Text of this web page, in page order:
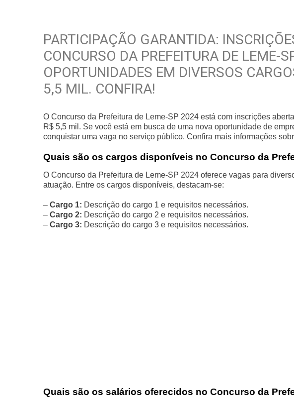
PARTICIPAÇÃO GARANTIDA:
CONCURSO DA PREFEITURA DE LEME-
OPORTUNIDADES EM DIVERSOS
5,5 MIL. CONFIRA!
O Concurso da Prefeitura de Leme-SP 2024 está com inscrições
R$ 5,5 mil. Se você está em busca de uma nova oportunidade de
conquistar uma vaga no serviço público. Confira mais informações
Quais são os cargos disponíveis no Concurso da
O Concurso da Prefeitura de Leme-SP 2024 oferece vagas para
atuação. Entre os cargos disponíveis, destacam-se:
– Cargo 1: Descrição do cargo 1 e requisitos necessários.
– Cargo 2: Descrição do cargo 2 e requisitos necessários.
– Cargo 3: Descrição do cargo 3 e requisitos necessários.
Quais são os salários oferecidos no Concurso da